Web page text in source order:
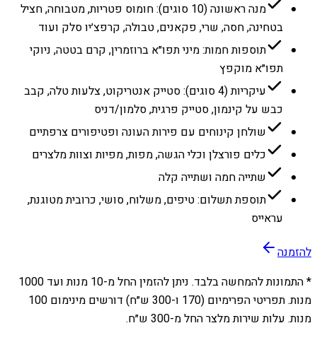
מנה ראשונה (10 סוגים): חומוס פטריות, מטבוחה, חציל
בטחינה, חסה, שרי, פקאנים, טבולה, קרפצ׳יו סלק ועוד
תוספות חמות: מיני תפו״א ברוזמרין, קרם בטטה, ניוקי
תפו״א מוקפץ
עיקריות (4 סוגים): סטייק אנטריקוט, צלעות טלה, קבב
כבש על קינמון, סטייק פרגית, סלמון/דניס
שולחן קינוחים עם פירות העונה ופטיפורים צרפתיים
כלים פורצלן וכלי הגשה, מפות, מפיות וצוות מלצרים
שתייה חמה ושתייה קלה
תוספת תשלום: טיפים, משלוח, סושי, כרובית מטוגנת,
עראייס
להזמנה
* התמונות להמחשה בלבד. ניתן להזמין החל מ-10 מנות ועד 1000
מנות. תפריטי הפרימיום (170 ו-300 ש״ח) דורשים מינימום 100
מנות. עלות שירות מלצר החל מ-300 ש״ח.